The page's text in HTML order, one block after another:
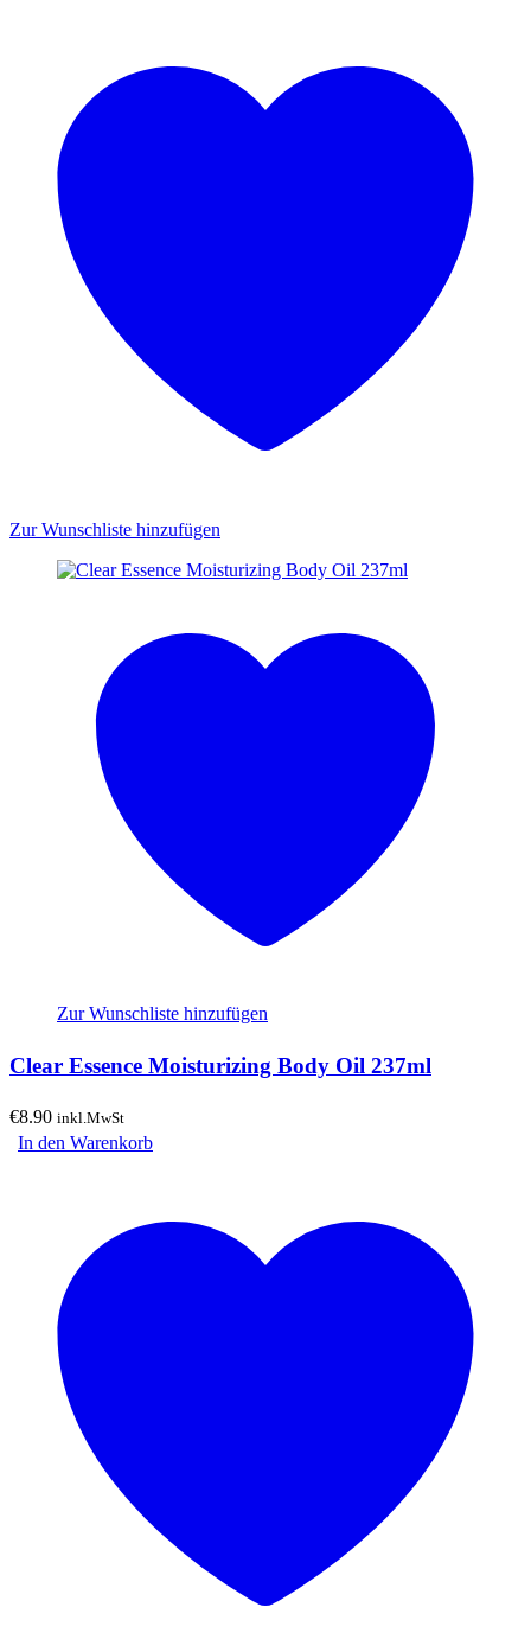
Zur Wunschliste hinzufügen
Zur Wunschliste hinzufügen
Clear Essence Moisturizing Body Oil 237ml
€8.90 inkl.MwSt
In den Warenkorb